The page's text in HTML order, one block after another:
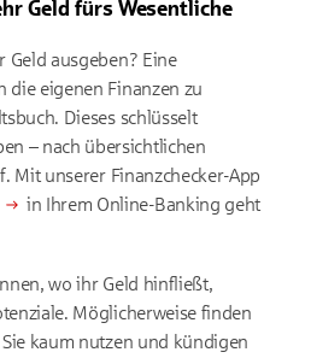
Geld fürs Wesentliche
Geld ausgeben? Eine
eigenen Finanzen zu
Dieses schlüsselt
– nach übersichtlichen
Mit unserer Finanzchecker-App
in Ihrem Online-Banking geht
wo ihr Geld hinfließt,
Möglicherweise finden
kaum nutzen und kündigen